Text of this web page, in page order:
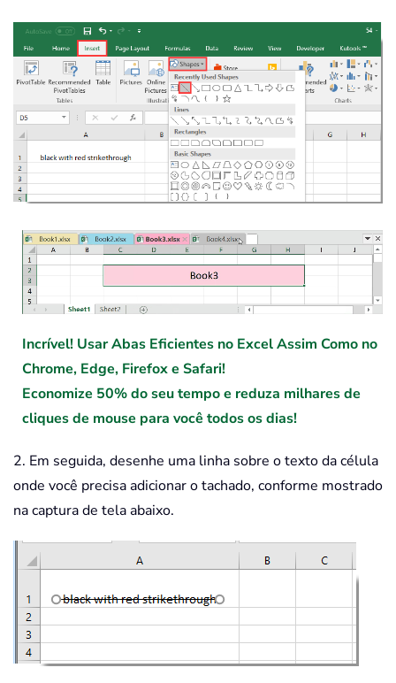
Incrível! Usar Abas Eficientes no Excel Assim Como no
Chrome, Edge, Firefox e Safari!
Economize 50% do seu tempo e reduza milhares de
cliques de mouse para você todos os dias!
2. Em seguida, desenhe uma linha sobre o texto da célula
onde você precisa adicionar o tachado, conforme mostrado
na captura de tela abaixo.